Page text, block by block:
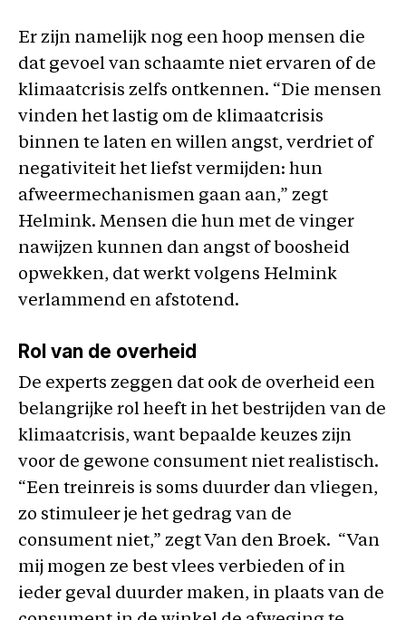
Er zijn namelijk nog een hoop mensen die
dat gevoel van schaamte niet ervaren of de
klimaatcrisis zelfs ontkennen. “Die mensen
vinden het lastig om de klimaatcrisis
binnen te laten en willen angst, verdriet of
negativiteit het liefst vermijden: hun
afweermechanismen gaan aan,” zegt
Helmink. Mensen die hun met de vinger
nawijzen kunnen dan angst of boosheid
opwekken, dat werkt volgens Helmink
verlammend en afstotend.
Rol van de overheid
De experts zeggen dat ook de overheid een
belangrijke rol heeft in het bestrijden van de
klimaatcrisis, want bepaalde keuzes zijn
voor de gewone consument niet realistisch.
“Een treinreis is soms duurder dan vliegen,
zo stimuleer je het gedrag van de
consument niet,” zegt Van den Broek. “Van
mij mogen ze best vlees verbieden of in
ieder geval duurder maken, in plaats van de